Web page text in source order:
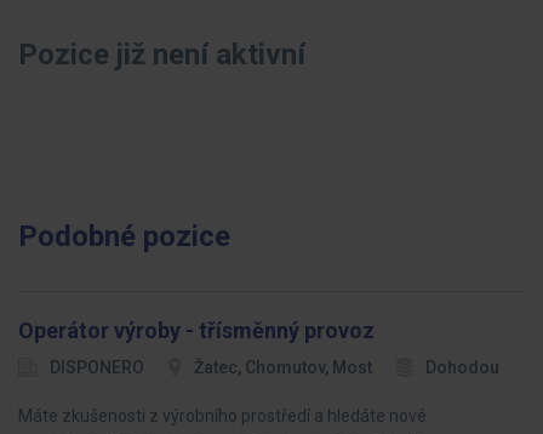
Pozice již není aktivní
Podobné pozice
Operátor výroby - třísměnný provoz
DISPONERO Žatec, Chomutov, Most Dohodou
Máte zkušenosti z výrobního prostředí a hledáte nové